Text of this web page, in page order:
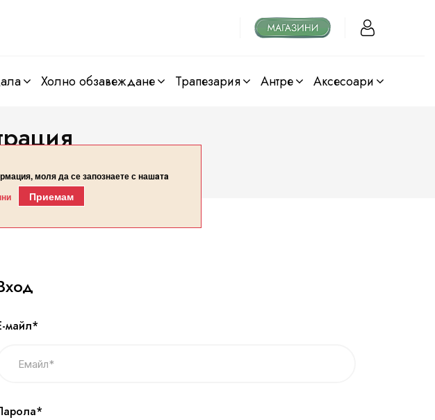
холно обзавеждане трапезария антре аксесоари
майл*
моля да се запознаете с нашaтa
Приемам